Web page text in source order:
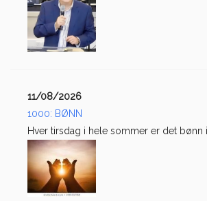
11/08/2026
1000: BØNN
Hver tirsdag i hele sommer er det bønn i